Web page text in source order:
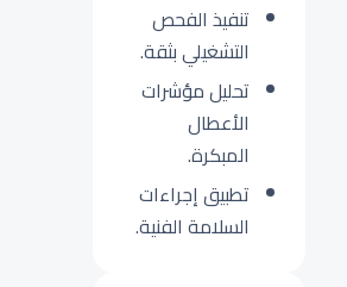
تنفيذ الفحص
التشغيلي بثقة.
تحليل مؤشرات
الأعطال
المبكرة.
تطبيق إجراءات
السلامة الفنية.